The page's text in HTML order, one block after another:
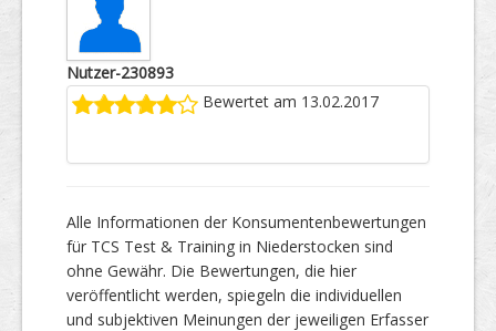
Nutzer-230893
Bewertet am 13.02.2017
Alle Informationen der Konsumentenbewertungen
für TCS Test & Training in Niederstocken sind
ohne Gewähr. Die Bewertungen, die hier
veröffentlicht werden, spiegeln die individuellen
und subjektiven Meinungen der jeweiligen Erfasser